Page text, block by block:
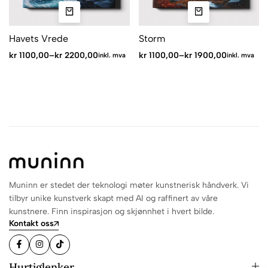
Havets Vrede
kr 1100,00–kr 2200,00inkl. mva
Storm
kr1100,00–kr1900,00inkl. mva
Muninn er stedet der teknologi møter kunstnerisk håndverk. Vi
tilbyr unike kunstverk skapt med AI og raffinert av våre
kunstnere. Finn inspirasjon og skjønnhet i hvert bilde.
Kontakt oss